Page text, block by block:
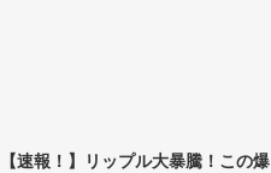
【速報！】リップル大暴騰！この爆